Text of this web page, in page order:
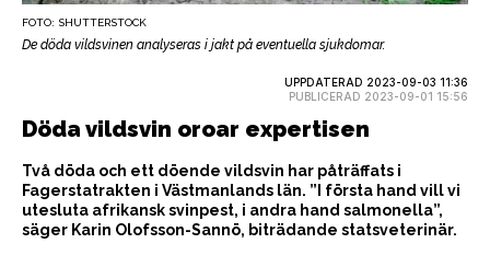
FOTO: SHUTTERSTOCK
De döda vildsvinen analyseras i jakt på eventuella sjukdomar.
UPPDATERAD 2023-09-03 11:36
PUBLICERAD 2023-09-01 15:56
Döda vildsvin oroar expertisen
Två döda och ett döende vildsvin har påträffats i
Fagerstatrakten i Västmanlands län. ”I första hand vill vi
utesluta afrikansk svinpest, i andra hand salmonella”,
säger Karin Olofsson-Sannö, biträdande statsveterinär.